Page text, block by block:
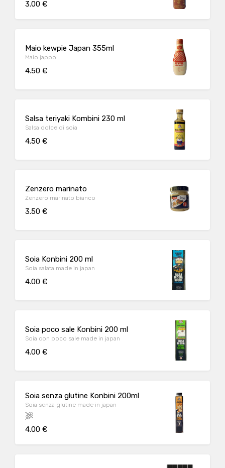
3.00 €
Maio kewpie Japan 355ml
Maio jappo
4.50 €
Salsa teriyaki Kombini 230 ml
Salsa dolce di soia
4.50 €
Zenzero marinato
Zenzero marinato bianco
3.50 €
Soia Konbini 200 ml
Soia salata made in japan
4.00 €
Soia poco sale Konbini 200 ml
Soia con poco sale made in japan
4.00 €
Soia senza glutine Konbini 200ml
Soia senza glutine made in japan
4.00 €